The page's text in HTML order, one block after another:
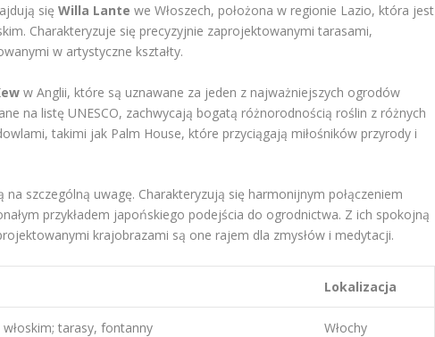
sięWilla Lante we Włoszech, położona w regionie Lazio, która jest
Charakteryzuje się precyzyjnie zaprojektowanymi tarasami,
w artystyczne kształty.
w Anglii, które są uznawane za jeden z najważniejszych ogrodów
na listę UNESCO, zachwycają bogatą różnorodnością roślin z różnych
takimi jak Palm House, które przyciągają miłośników przyrody i
na szczególną uwagę. Charakteryzują się harmonijnym połączeniem
przykładem japońskiego podejścia do ogrodnictwa. Z ich spokojną
krajobrazami są one rajem dla zmysłów i medytacji.
Lokalizacja
tarasy, fontanny Włochy